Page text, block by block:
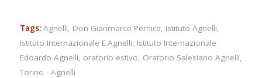
Tags: Agnelli, Don Gianmarco Pernice, Istituto Agnelli,
Istituto Internazionale E.Agnelli, Istituto Internazionale
Edoardo Agnelli, oratorio estivo, Oratorio Salesiano Agnelli,
Torino - Agnelli